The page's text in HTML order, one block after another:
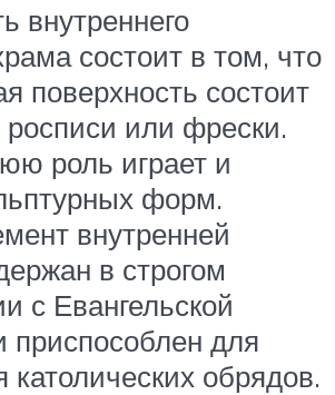
внутреннего
состоит в том, что
поверхность состоит
росписи или фрески.
роль играет и
форм.
внутренней
в строгом
с Евангельской
приспособлен для
обрядов.